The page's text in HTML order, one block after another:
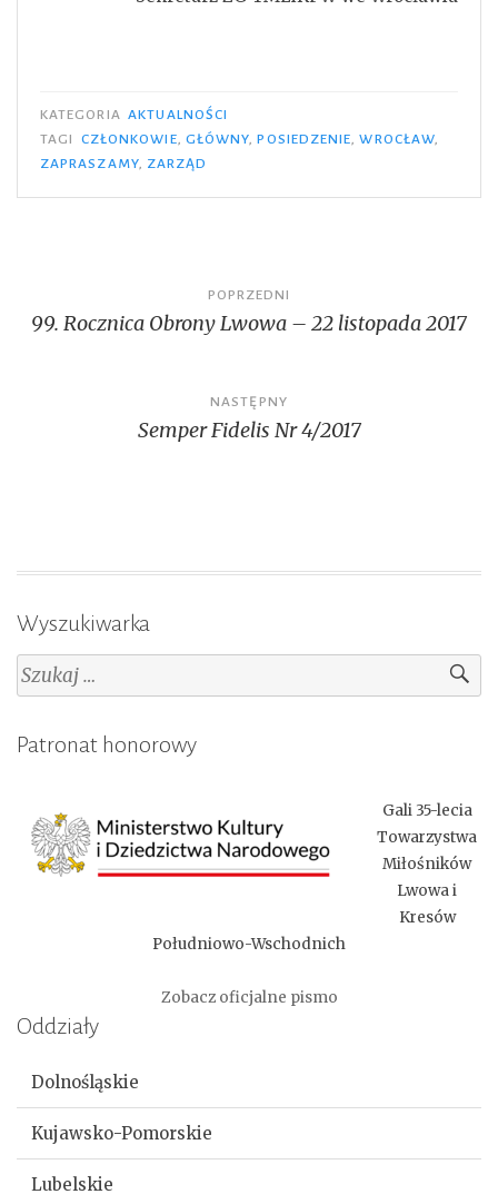
KATEGORIA AKTUALNOŚCI
TAGI
CZŁONKOWIE, GŁÓWNY,POSIEDZENIE,WROCŁAW,
ZAPRASZAMY, ZARZĄD
wpisu
POPRZEDNI
99. Rocznica Obrony Lwowa – 22 listopada 2017
NASTĘPNY
Semper Fidelis Nr 4/2017
Wyszukiwarka
Szukaj:
Patronat honorowy
Gali 35-lecia
Towarzystwa
Miłośników
Lwowa i
Kresów
Południowo-Wschodnich
Zobacz oficjalne pismo
Oddziały
Dolnośląskie
Kujawsko-Pomorskie
Lubelskie